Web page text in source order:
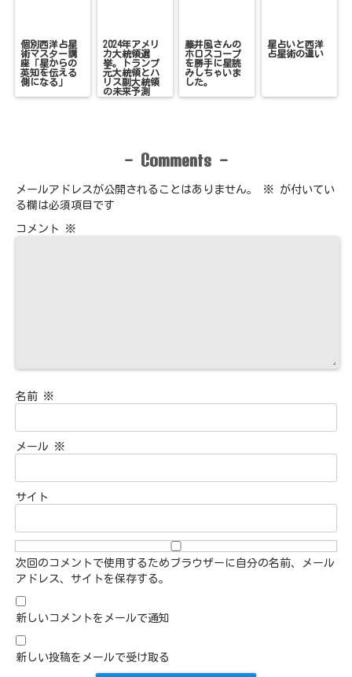
個別西洋占星
術マスター講
座「星からの
英知を伝える
側になる」
2024年アメリ
カ大統領選
挙。トランプ
元大統領とハ
リス副大統領
の未来予測
藤井風さんの
ホロスコープ
を勝手に星読
みしちゃいま
した。
星占いと西洋
占星術の違い
- Comments -
メールアドレスが公開されることはありません。 ※ が付いてい
る欄は必須項目です
コメント ※
名前 ※
メール ※
サイト
次回のコメントで使用するためブラウザーに自分の名前、メール
アドレス、サイトを保存する。
新しいコメントをメールで通知
新しい投稿をメールで受け取る